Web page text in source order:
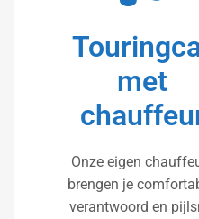
met
Onze eigen
brengen je
verantwoord en